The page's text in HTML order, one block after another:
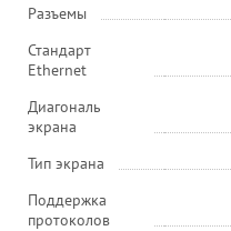
Разъемы
Стандарт
Ethernet
Диагональ
экрана
Тип экрана
Поддержка
протоколов